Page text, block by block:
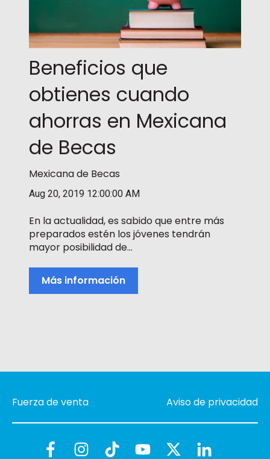
Beneficios que
obtienes cuando
ahorras en Mexicana
de Becas
Mexicana de Becas
Aug 20, 2019 12:00:00 AM
En la actualidad, es sabido que entre más
preparados estén los jóvenes tendrán
mayor posibilidad de...
Más información
Fuerza de venta Aviso de privacidad